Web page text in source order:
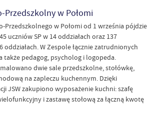
Przedszkolny w Połomi
Przedszkolnego w Połomi od 1 września pójdzie
uczniów SP w 14 oddziałach oraz 137
oddziałach. W Zespole łącznie zatrudnionych
także pedagog, psycholog i logopeda.
dwie sale przedszkolne, stołówkę,
na zapleczu kuchennym. Dzięki
JSW zakupiono wyposażenie kuchni: szafę
i zastawę stołową za łączną kwotę